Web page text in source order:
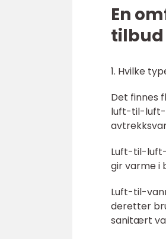
En
tilbud
1. Hvilke
Det finnes
luft-til-luft-
Luft-til-
gir varme i
Luft-til-
deretter
sanitært